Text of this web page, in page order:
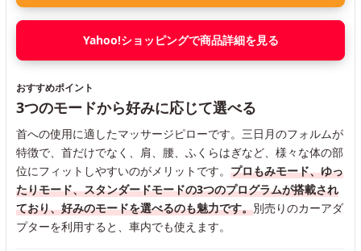
Yahoo!ショッピングで商品詳細を見る
おすすめポイント
3つのモードから好みに応じて選べる
首への使用に適したマッサージピローです。三日月のフォルムが
特徴で、首だけでなく、肩、腰、ふくらはぎなど、様々な体の部
位にフィットしやすいのがメリットです。 プロもみモード、ゆっ
たりモード、スタンダードモードの3つのプログラムが搭載され
ており、好みのモードを選べるのも魅力です。別売りのカーアダ
プターを利用すると、車内でも使えます。